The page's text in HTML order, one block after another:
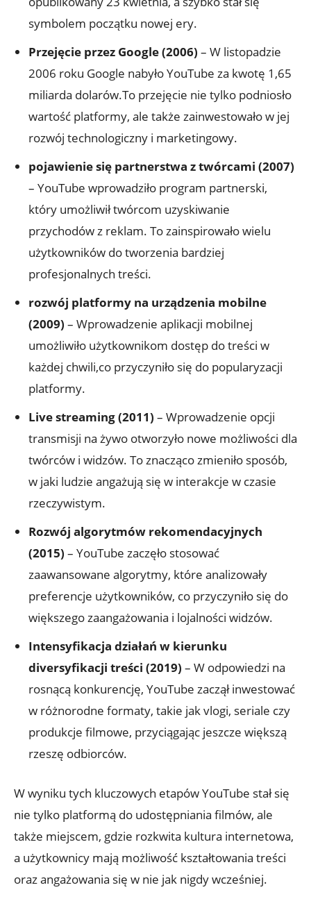
symbolem początku nowej ery.
Przejęcie przez Google (2006) – W listopadzie
2006 roku Google nabyło YouTube za kwotę 1,65
miliarda dolarów.To przejęcie nie tylko podniosło
wartość platformy, ale także zainwestowało w jej
rozwój technologiczny i marketingowy.
pojawienie się partnerstwa z twórcami (2007)
– YouTube wprowadziło program partnerski,
który umożliwił twórcom uzyskiwanie
przychodów z reklam. To zainspirowało wielu
użytkowników do tworzenia bardziej
profesjonalnych treści.
rozwój platformy na urządzenia mobilne
(2009) – Wprowadzenie aplikacji mobilnej
umożliwiło użytkownikom dostęp do treści w
każdej chwili,co przyczyniło się do popularyzacji
platformy.
Live streaming (2011) – Wprowadzenie opcji
transmisji na żywo otworzyło nowe możliwości dla
twórców i widzów. To znacząco zmieniło sposób,
w jaki ludzie angażują się w interakcje w czasie
rzeczywistym.
Rozwój algorytmów rekomendacyjnych
(2015) – YouTube zaczęło stosować
zaawansowane algorytmy, które analizowały
preferencje użytkowników, co przyczyniło się do
większego zaangażowania i lojalności widzów.
Intensyfikacja działań w kierunku
diversyfikacji treści (2019) – W odpowiedzi na
rosnącą konkurencję, YouTube zaczął inwestować
w różnorodne formaty, takie jak vlogi, seriale czy
produkcje filmowe, przyciągając jeszcze większą
rzeszę odbiorców.
W wyniku tych kluczowych etapów YouTube stał się
nie tylko platformą do udostępniania filmów, ale
także miejscem, gdzie rozkwita kultura internetowa,
a użytkownicy mają możliwość kształtowania treści
oraz angażowania się w nie jak nigdy wcześniej.